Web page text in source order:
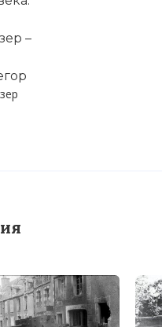
дивизии
линии
наступление